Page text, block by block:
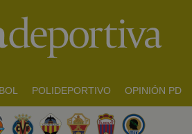
POLIDEPORTIVO OPINIÓN PD